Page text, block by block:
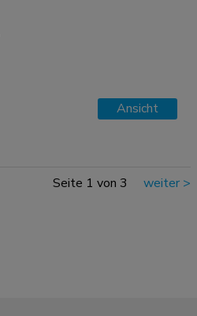
Ansicht
Seite 1 von 3 weiter >